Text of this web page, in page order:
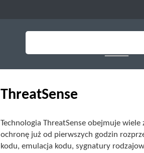
ThreatSense
Technologia ThreatSense obejmuje
ochronę już od pierwszych godzin
kodu, emulacja kodu, sygnatury